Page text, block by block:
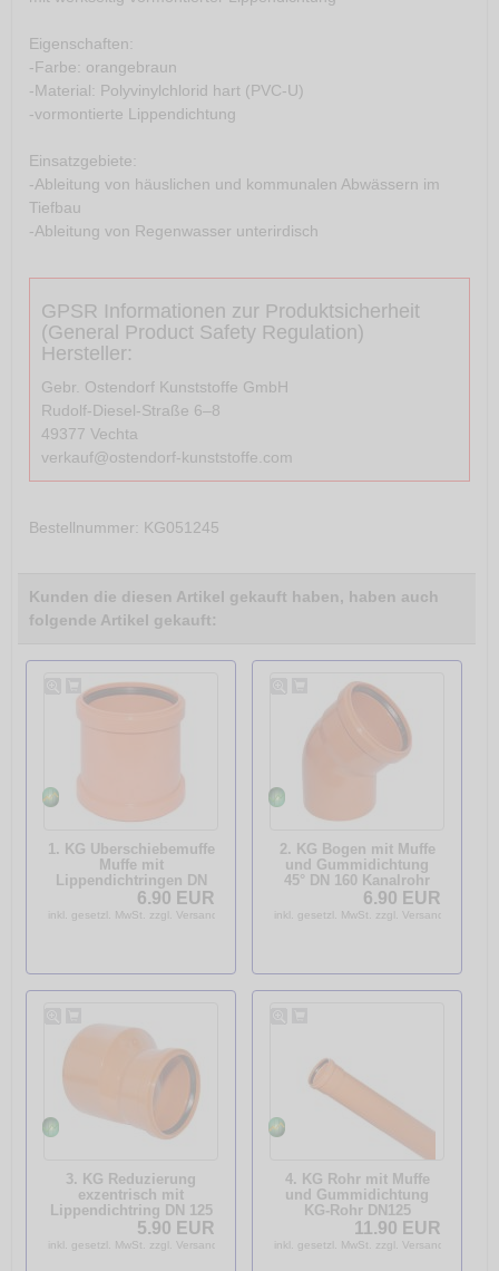
Eigenschaften:
-Farbe: orangebraun
-Material: Polyvinylchlorid hart (PVC-U)
-vormontierte Lippendichtung
Einsatzgebiete:
-Ableitung von häuslichen und kommunalen Abwässern im
Tiefbau
-Ableitung von Regenwasser unterirdisch
GPSR Informationen zur Produktsicherheit
(General Product Safety Regulation)
Hersteller:
Gebr. Ostendorf Kunststoffe GmbH
Rudolf-Diesel-Straße 6–8
49377 Vechta
verkauf@ostendorf-kunststoffe.com
Bestellnummer: KG051245
Kunden die diesen Artikel gekauft haben, haben auch
folgende Artikel gekauft:
1. KG Überschiebemuffe
Muffe mit
Lippendichtringen DN
125 für Kanalrohr
6.90 EUR
inkl. gesetzl. MwSt. zzgl. Versandkosten
2. KG Bogen mit Muffe
und Gummidichtung
45° DN 160 Kanalrohr
KGB6.90 EUR
inkl. gesetzl. MwSt. zzgl. Versandkosten
3. KG Reduzierung
exzentrisch mit
Lippendichtring DN 125
/ 160 für Kanalrohr KGR
5.90 EUR
inkl. gesetzl. MwSt. zzgl. Versandkosten
4. KG Rohr mit Muffe
und Gummidichtung
KG-Rohr DN125
1000mm Kanalrohr
KGEM
11.90 EUR
inkl. gesetzl. MwSt. zzgl. Versandkosten